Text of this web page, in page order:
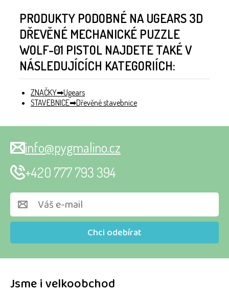
PRODUKTY PODOBNÉ NA UGEARS 3D
DŘEVĚNÉ MECHANICKÉ PUZZLE
WOLF-01 PISTOL NAJDETE TAKÉ V
NÁSLEDUJÍCÍCH KATEGORIÍCH:
ZNAČKY
Ugears
STAVEBNICE
Dřevěné stavebnice
Jsme i velkoobchod
Chci odebírat
info@pygmalino.cz
+420 777 793 394